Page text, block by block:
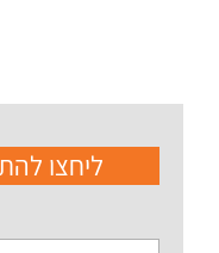
ליחצו